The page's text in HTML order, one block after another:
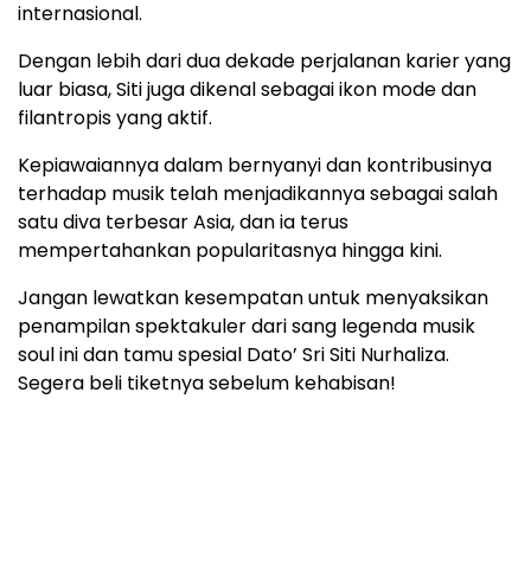
internasional.
Dengan lebih dari dua dekade perjalanan karier yang
luar biasa, Siti juga dikenal sebagai ikon mode dan
filantropis yang aktif.
Kepiawaiannya dalam bernyanyi dan kontribusinya
terhadap musik telah menjadikannya sebagai salah
satu diva terbesar Asia, dan ia terus
mempertahankan popularitasnya hingga kini.
Jangan lewatkan kesempatan untuk menyaksikan
penampilan spektakuler dari sang legenda musik
soul ini dan tamu spesial Dato’ Sri Siti Nurhaliza.
Segera beli tiketnya sebelum kehabisan!